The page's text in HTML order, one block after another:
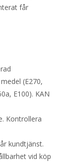
får
(E270,
E100). KAN
Kontrollera
kundtjänst.
vid köp